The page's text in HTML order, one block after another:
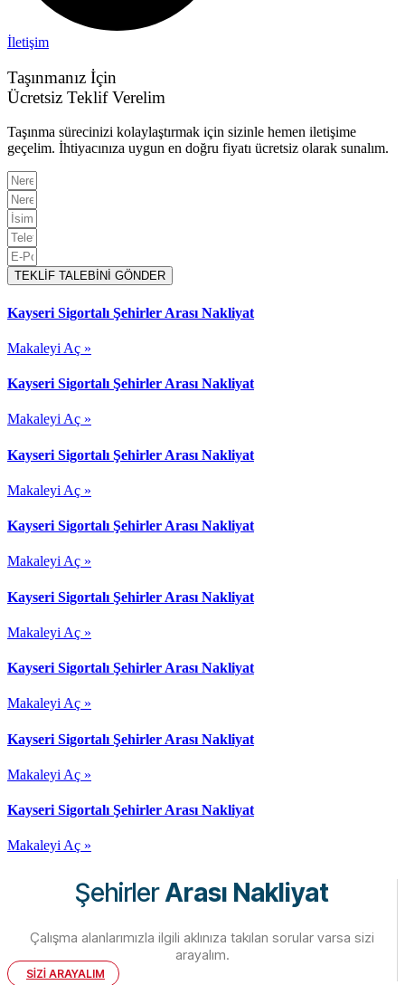
İletişim
Taşınmanız İçin
Ücretsiz Teklif Verelim
Taşınma sürecinizi kolaylaştırmak için sizinle hemen iletişime
geçelim. İhtiyacınıza uygun en doğru fiyatı ücretsiz olarak sunalım.
TEKLİF TALEBİNİ GÖNDER
Kayseri Sigortalı Şehirler Arası Nakliyat
Makaleyi Aç »
Kayseri Sigortalı Şehirler Arası Nakliyat
Makaleyi Aç »
Kayseri Sigortalı Şehirler Arası Nakliyat
Makaleyi Aç »
Kayseri Sigortalı Şehirler Arası Nakliyat
Makaleyi Aç »
Kayseri Sigortalı Şehirler Arası Nakliyat
Makaleyi Aç »
Kayseri Sigortalı Şehirler Arası Nakliyat
Makaleyi Aç »
Kayseri Sigortalı Şehirler Arası Nakliyat
Makaleyi Aç »
Kayseri Sigortalı Şehirler Arası Nakliyat
Makaleyi Aç »
ŞehirlerArası Nakliyat
Çalışma alanlarımızla ilgili aklınıza takılan sorular varsa sizi
arayalım.
SİZİ ARAYALIM